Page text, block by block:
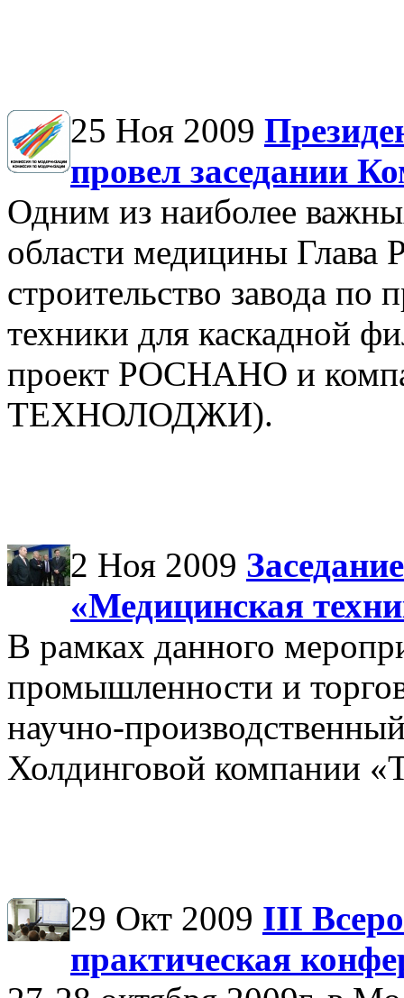
25 Ноя 2009
провел заседании
Одним из наиболее
области медицины
строительство завода по
техники для каскадной
проект РОСНАНО и
ТЕХНОЛОДЖИ).
2 Ноя 2009
«Медицинская
В рамках данного
промышленности и
научно-
Холдинговой
29 Окт 2009 III
практическая